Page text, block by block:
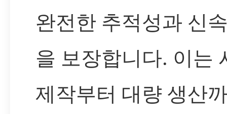
완전한 추적성과 신
을 보장합니다. 이는
제작부터 대량 생산